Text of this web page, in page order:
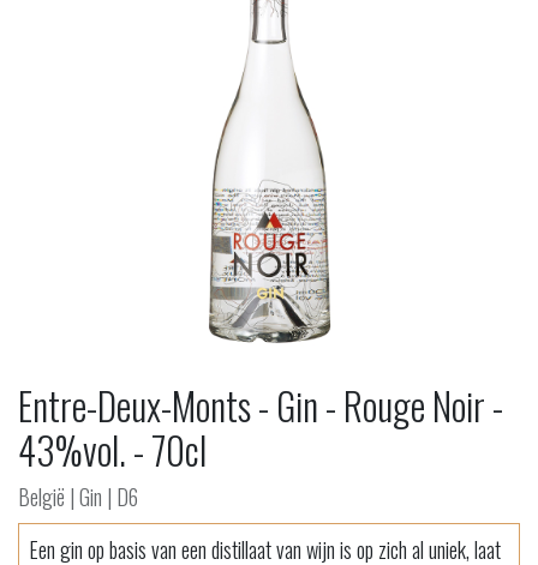
Entre-Deux-Monts - Gin - Rouge Noir -
43%vol. - 70cl
België | Gin | D6
Een gin op basis van een distillaat van wijn is op zich al uniek, laat